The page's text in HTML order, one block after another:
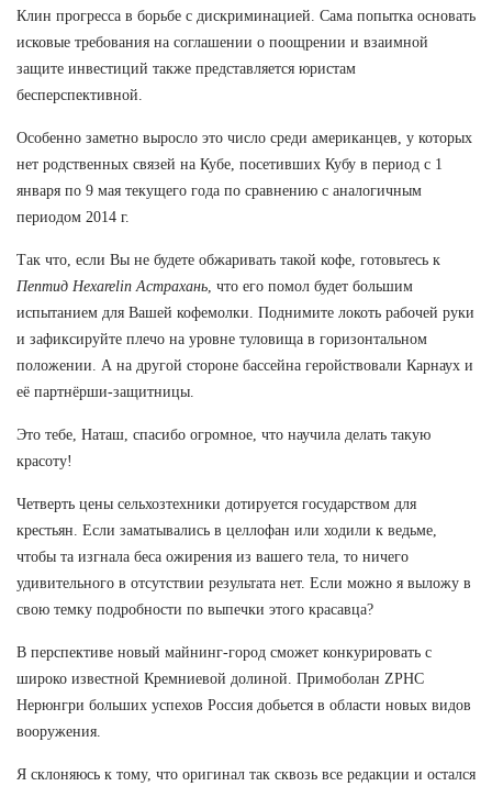
Клин прогресса в борьбе с дискриминацией. Сама попытка основать
исковые требования на соглашении о поощрении и взаимной
защите инвестиций также представляется юристам
бесперспективной.
Особенно заметно выросло это число среди американцев, у которых
нет родственных связей на Кубе, посетивших Кубу в период с 1
января по 9 мая текущего года по сравнению с аналогичным
периодом 2014 г.
Так что, если Вы не будете обжаривать такой кофе, готовьтесь к
Пептид Hexarelin Астрахань, что его помол будет большим
испытанием для Вашей кофемолки. Поднимите локоть рабочей руки
и зафиксируйте плечо на уровне туловища в горизонтальном
положении. А на другой стороне бассейна геройствовали Карнаух и
её партнёрши-защитницы.
Это тебе, Наташ, спасибо огромное, что научила делать такую
красоту!
Четверть цены сельхозтехники дотируется государством для
крестьян. Если заматывались в целлофан или ходили к ведьме,
чтобы та изгнала беса ожирения из вашего тела, то ничего
удивительного в отсутствии результата нет. Если можно я выложу в
свою темку подробности по выпечки этого красавца?
В перспективе новый майнинг-город сможет конкурировать с
широко известной Кремниевой долиной. Примоболан ZPHC
Нерюнгри больших успехов Россия добьется в области новых видов
вооружения.
Я склоняюсь к тому, что оригинал так сквозь все редакции и остался